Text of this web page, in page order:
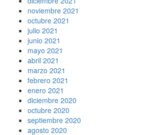
noviembre 2021
octubre 2021
julio 2021
junio 2021
mayo 2021
abril 2021
marzo 2021
febrero 2021
enero 2021
diciembre 2020
octubre 2020
septiembre 2020
agosto 2020